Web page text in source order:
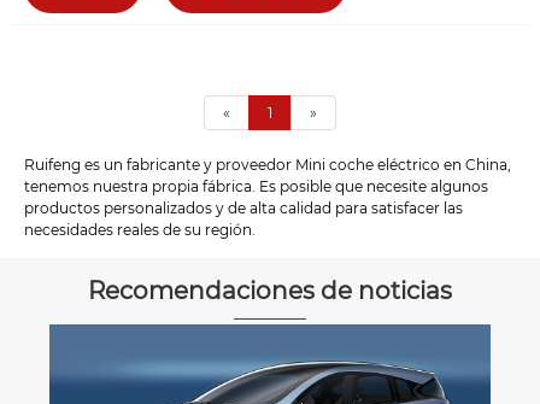
« 1 »
Ruifeng es un fabricante y proveedor Mini coche eléctrico en China,
tenemos nuestra propia fábrica. Es posible que necesite algunos
productos personalizados y de alta calidad para satisfacer las
necesidades reales de su región.
Recomendaciones de noticias
¿Cómo elegir entre el scooter de